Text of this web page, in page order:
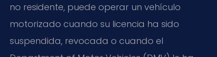
no residente, puede operar un vehículo
motorizado cuando su licencia ha sido
suspendida, revocada o cuando el